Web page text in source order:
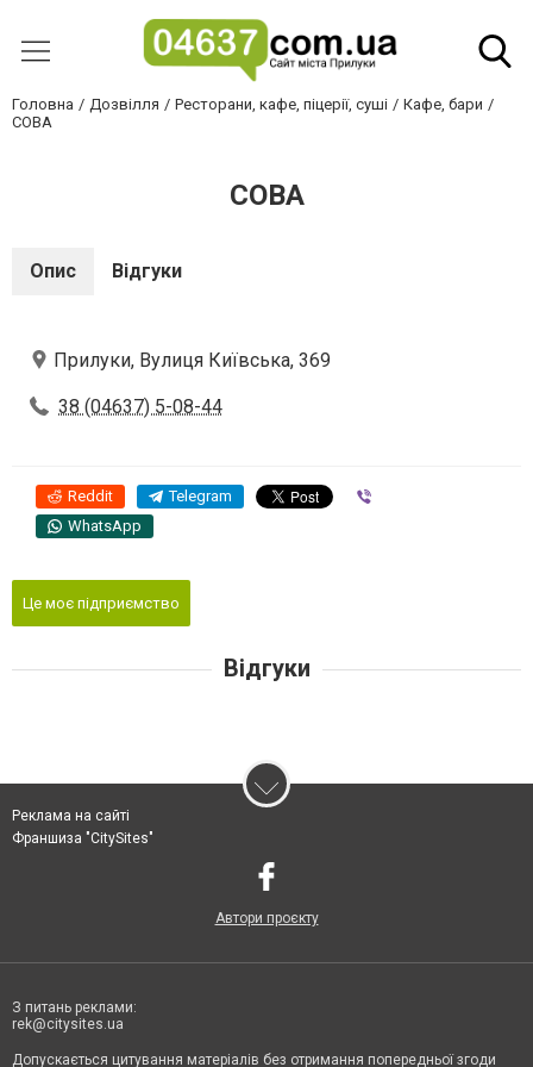
Головна Дозвілля Ресторани, кафе, піцерії, суші
Кафе, бари
СОВА
СОВА
Опис Відгуки
Прилуки, Вулиця Київська, 369
38 (04637) 5-08-44
Reddit Telegram
WhatsApp
Це моє підприємство
Відгуки
Реклама на сайті
Франшиза "CitySites"
Автори проєкту
З питань реклами:
rek@citysites.ua
Допускається цитування матеріалів без отримання попередньої згоди